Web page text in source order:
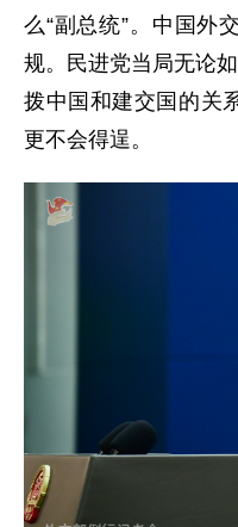
么“副总统”。中国外
规。民进党当局无论
拨中国和建交国的关
更不会得逞。